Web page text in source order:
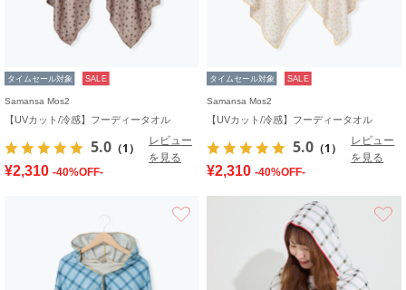
タイムセール対象 SALE
Samansa Mos2
【UVカット/冷感】フーディータオル
5.0 （1）
レビュー
を見る
¥2,310 -40%OFF-
タイムセール対象 SALE
Samansa Mos2
【UVカット/冷感】フーディータオル
5.0 （1）
レビュー
を見る
¥2,310 -40%OFF-